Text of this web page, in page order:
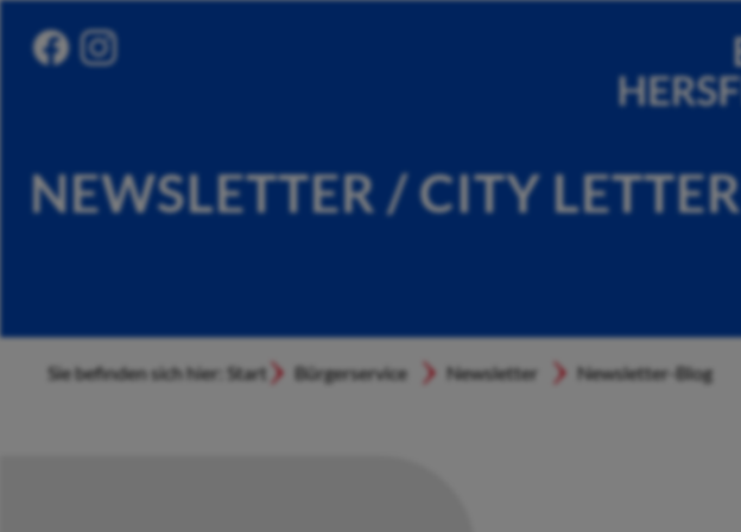
NEWSLETTER / CITY LETTER
Sie befinden sich hier: Start Bürgerservice Newsletter Newsletter-Blog